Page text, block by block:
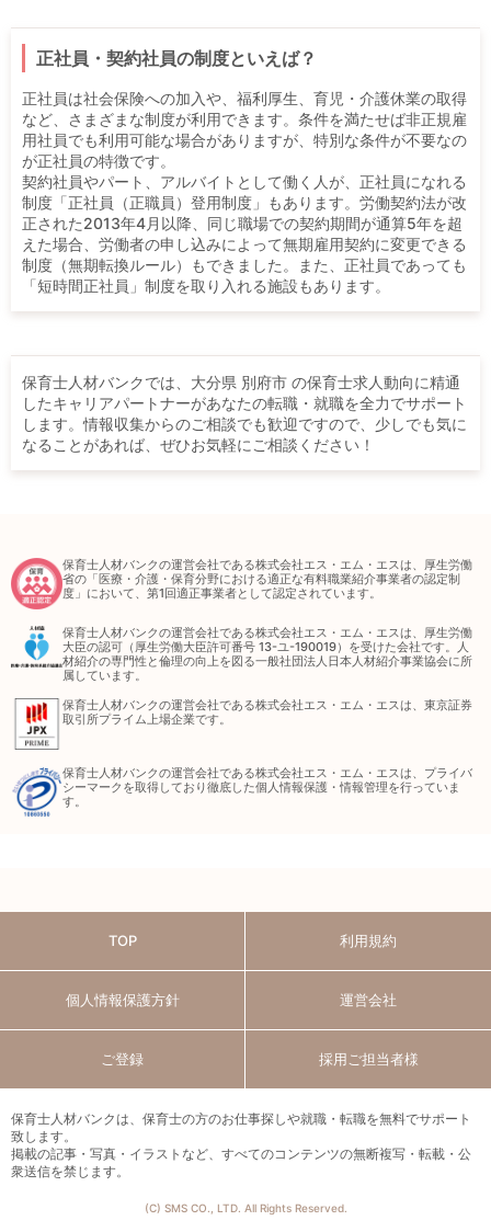
正社員・契約社員の制度といえば？
正社員は社会保険への加入や、福利厚生、育児・介護休業の取得
など、さまざまな制度が利用できます。条件を満たせば非正規雇
用社員でも利用可能な場合がありますが、特別な条件が不要なの
が正社員の特徴です。
契約社員やパート、アルバイトとして働く人が、正社員になれる
制度「正社員（正職員）登用制度」もあります。労働契約法が改
正された2013年4月以降、同じ職場での契約期間が通算5年を超
えた場合、労働者の申し込みによって無期雇用契約に変更できる
制度（無期転換ルール）もできました。また、正社員であっても
「短時間正社員」制度を取り入れる施設もあります。
保育士人材バンクでは、大分県 別府市 の保育士求人動向に精通
したキャリアパートナーがあなたの転職・就職を全力でサポート
します。情報収集からのご相談でも歓迎ですので、少しでも気に
なることがあれば、ぜひお気軽にご相談ください！
保育士人材バンクの運営会社である株式会社エス・エム・エスは、厚生労働
省の「医療・介護・保育分野における適正な有料職業紹介事業者の認定制
度」において、第1回適正事業者として認定されています。
保育士人材バンクの運営会社である株式会社エス・エム・エスは、厚生労働
大臣の認可（厚生労働大臣許可番号 13-ユ-190019）を受けた会社です。人
材紹介の専門性と倫理の向上を図る一般社団法人日本人材紹介事業協会に所
属しています。
保育士人材バンクの運営会社である株式会社エス・エム・エスは、東京証券
取引所プライム上場企業です。
保育士人材バンクの運営会社である株式会社エス・エム・エスは、プライバ
シーマークを取得しており徹底した個人情報保護・情報管理を行っていま
す。
TOP 利用規約
個人情報保護方針 運営会社
ご登録 採用ご担当者様
保育士人材バンクは、保育士の方のお仕事探しや就職・転職を無料でサポート
致します。
掲載の記事・写真・イラストなど、すべてのコンテンツの無断複写・転載・公
衆送信を禁じます。
(C) SMS CO., LTD. All Rights Reserved.